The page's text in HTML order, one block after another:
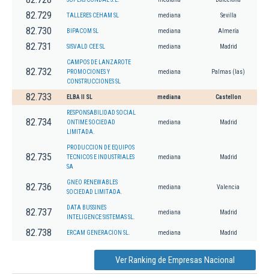
82.729 TALLERES CEHAM SL mediana Sevilla
82.730 BIPACOM SL mediana Almería
82.731 SISVALD CEE SL mediana Madrid
82.732
CAMPOS DE LANZAROTE
PROMOCIONES Y
CONSTRUCCIONES SL
mediana Palmas (las)
82.733 ELBA II SL mediana Castellon
82.734
RESPONSABILIDAD SOCIAL
ONTIME SOCIEDAD
LIMITADA.
mediana Madrid
82.735
PRODUCCION DE EQUIPOS
TECNICOS E INDUSTRIALES
SA
mediana Madrid
82.736
GNEO RENEWABLES
SOCIEDAD LIMITADA.
mediana Valencia
82.737
DATA BUSSINES
INTELIGENCE SISTEMAS SL.
mediana Madrid
82.738 ERCAM GENERACION SL. mediana Madrid
Ver Ranking de Empresas Nacional